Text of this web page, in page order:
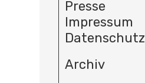
Presse
Impressum
Datenschutz
Archiv